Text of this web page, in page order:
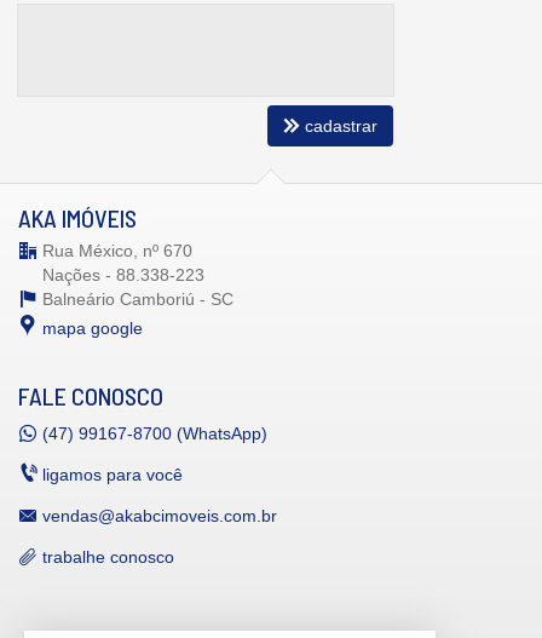
cadastrar
AKA IMÓVEIS
Rua México, nº 670
Nações - 88.338-223
Balneário Camboriú - SC
mapa google
FALE CONOSCO
(47) 99167-8700 (WhatsApp)
ligamos para você
vendas@akabcimoveis.com.br
trabalhe conosco